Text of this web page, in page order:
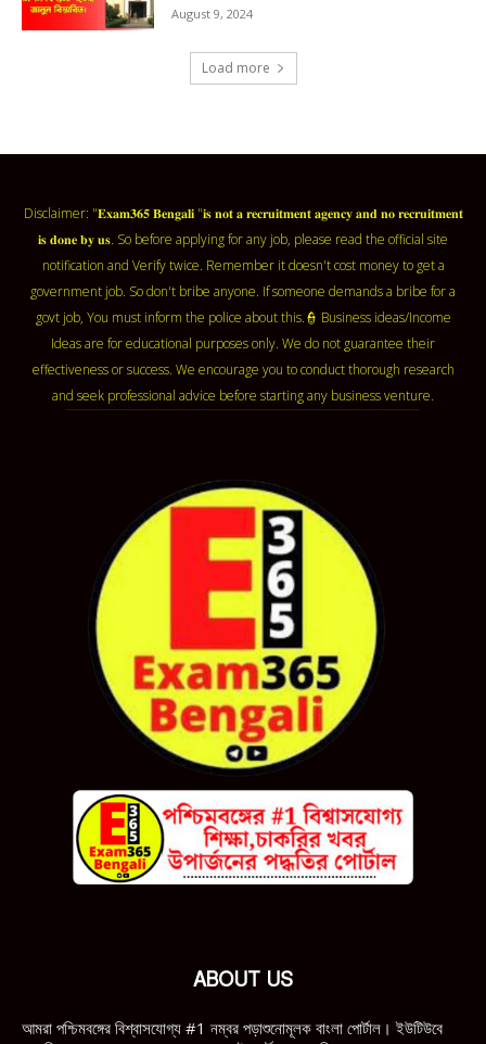
August 9, 2024
Load more
Disclaimer: "𝐄𝐱𝐚𝐦𝟑𝟔𝟓 𝐁𝐞𝐧𝐠𝐚𝐥𝐢 "𝐢𝐬 𝐧𝐨𝐭 𝐚 𝐫𝐞𝐜𝐫𝐮𝐢𝐭𝐦𝐞𝐧𝐭 𝐚𝐠𝐞𝐧𝐜𝐲 𝐚𝐧𝐝 𝐧𝐨 𝐫𝐞𝐜𝐫𝐮𝐢𝐭𝐦𝐞𝐧𝐭
𝐢𝐬 𝐝𝐨𝐧𝐞 𝐛𝐲 𝐮𝐬. So before applying for any job, please read the official site
notification and Verify twice. Remember it doesn't cost money to get a
government job. So don't bribe anyone. If someone demands a bribe for a
govt job, You must inform the police about this.👮 Business ideas/Income
Ideas are for educational purposes only. We do not guarantee their
effectiveness or success. We encourage you to conduct thorough research
and seek professional advice before starting any business venture.
ABOUT US
আমরা পশ্চিমবঙ্গের বিশ্বাসযোগ্য #1 নম্বর পড়াশুনোমূলক বাংলা পোর্টাল। ইউটিউবে